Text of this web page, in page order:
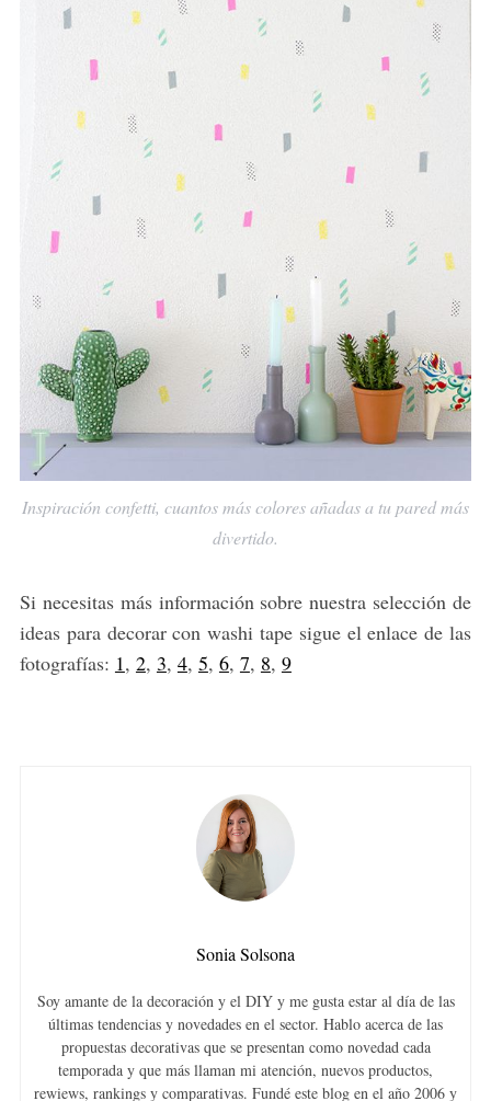
Inspiración confetti, cuantos más colores añadas a tu pared más
divertido.
Si necesitas más información sobre nuestra selección de
ideas para decorar con washi tape sigue el enlace de las
fotografías: 1, 2, 3, 4, 5, 6, 7, 8, 9
Sonia Solsona
Soy amante de la decoración y el DIY y me gusta estar al día de las
últimas tendencias y novedades en el sector. Hablo acerca de las
propuestas decorativas que se presentan como novedad cada
temporada y que más llaman mi atención, nuevos productos,
rewiews, rankings y comparativas. Fundé este blog en el año 2006 y